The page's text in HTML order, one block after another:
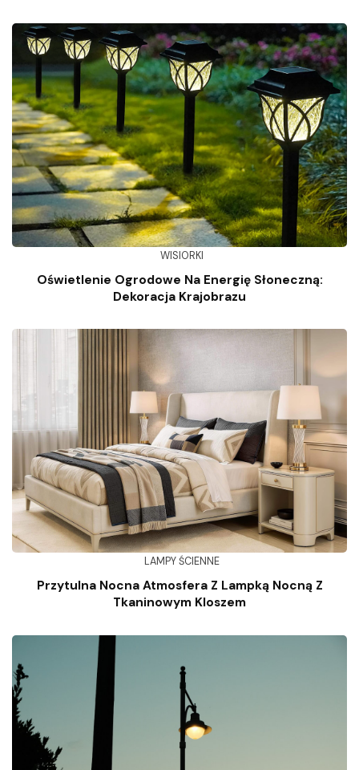
WISIORKI
Oświetlenie Ogrodowe Na Energię Słoneczną:
Dekoracja Krajobrazu
LAMPY ŚCIENNE
Przytulna Nocna Atmosfera Z Lampką Nocną Z
Tkaninowym Kloszem